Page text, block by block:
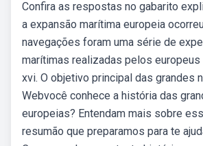
Confira as respostas no gabarito
a expansão marítima europeia
navegações foram uma série de
marítimas realizadas pelos
xvi. O objetivo principal das grandes
Webvocê conhece a história das
europeias? Entendam mais sobre
resumão que preparamos para te